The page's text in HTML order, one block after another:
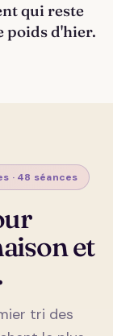
qui reste
poids d'hier.
· 48 séances
et
tri des